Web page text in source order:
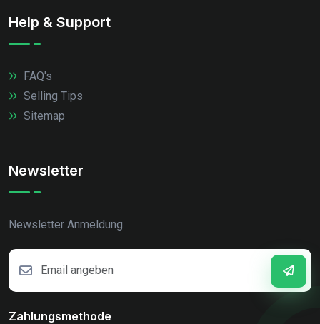
Help & Support
FAQ's
Selling Tips
Sitemap
Newsletter
Newsletter Anmeldung
Zahlungsmethode